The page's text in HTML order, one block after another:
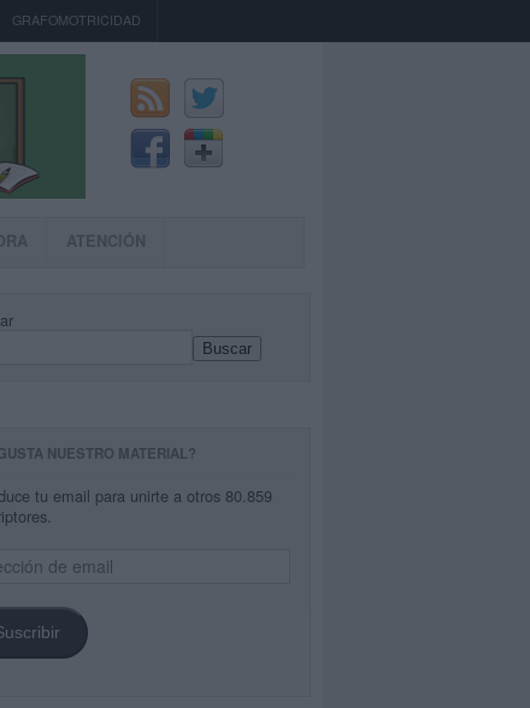
GRAFOMOTRICIDAD
ATENCIÓN
Buscar
NUESTRO MATERIAL?
tu email para unirte a otros 80.859